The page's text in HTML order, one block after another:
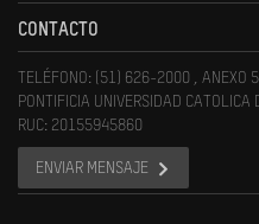
CONTACTO
TELÉFONO: (51) 626-2000 , ANEXO
PONTIFICIA UNIVERSIDAD CATOLICA
RUC: 20155945860
ENVIAR MENSAJE